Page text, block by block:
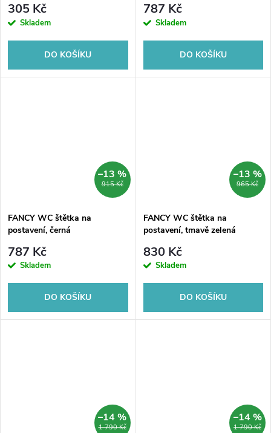
305 Kč
Skladem
DO KOŠÍKU
787 Kč
Skladem
DO KOŠÍKU
915 Kč
–13 %
FANCY WC štětka na
postavení, černá
787 Kč
Skladem
DO KOŠÍKU
965 Kč
–13 %
FANCY WC štětka na
postavení, tmavě zelená
830 Kč
Skladem
DO KOŠÍKU
1 790 Kč
–14 %
1 790 Kč
–14 %